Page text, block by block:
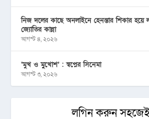
নিজ দলের কাছে অনলাইনে হেনস্তার শিকার হয়ে
জ্যোতির কান্না
আগস্ট ৪, ২০২৬
‘মুখ ও মু্খোশ’ : স্বপ্নের সিনেমা
আগস্ট ৩, ২০২৬
লগিন করুন